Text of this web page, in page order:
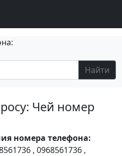
Найти
Чей номер
номера телефона:
, 0968561736 ,